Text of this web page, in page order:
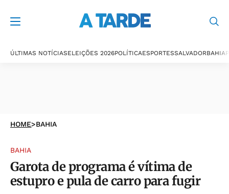
ÚLTIMAS NOTÍCIASELEIÇÕES 2026POLÍTICAESPORTESSALVADORBAHIA
HOME>BAHIA
BAHIA
Garota de programa é vítima de
estupro e pula de carro para fugir